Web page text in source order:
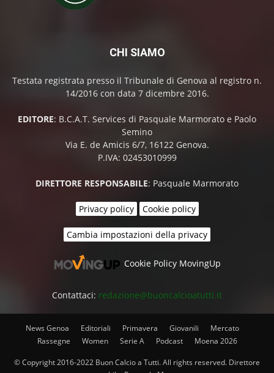
CHI SIAMO
Testata registrata presso il Tribunale di Genova al registro n.
14/2016 con data 7 dicembre 2016.
EDITORE: B.C.A.T. Services di Pasquale Marmorato e Paolo
Semino
Via E. de Amicis 6/7, 16122 Genova.
P.IVA: 02453010999
DIRETTORE RESPONSABILE: Pasquale Marmorato
Privacy policy Cookie policy
Cambia impostazioni della privacy
Cookie Policy MovingUp
Contattaci: redazione@buoncalcioatutti.it
News Genoa Editoriali Primavera Giovanili
Mercato
Rassegne
Women Serie A Podcast Moena 2026
© Copyright 2016-2022 Buon Calcio a Tutti. All rights reserved. Direttore